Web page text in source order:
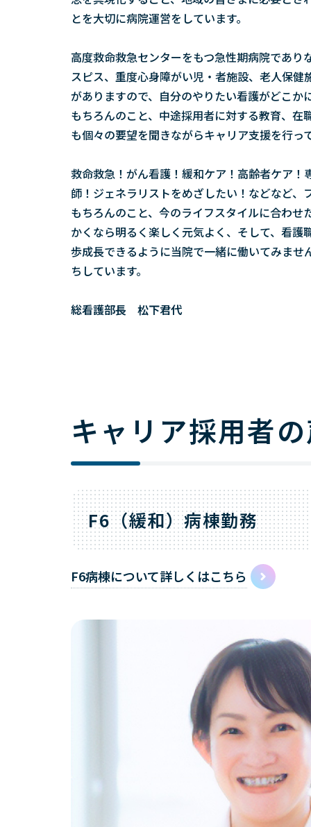
とを大切に病院運営をしています。
高度救命救急センターをもつ急性期病院であり
スピス、重度心身障がい児・者施設、老人保健
がありますので、自分のやりたい看護がどこか
もちろんのこと、中途採用者に対する教育、在
も個々の要望を聞きながらキャリア支援を行っ
救命救急！がん看護！緩和ケア！高齢者ケア！
師！ジェネラリストをめざしたい！などなど、
もちろんのこと、今のライフスタイルに合わせ
かくなら明るく楽しく元気よく、そして、看護
歩成長できるように当院で一緒に働いてみませ
ちしています。
総看護部長 松下君代
キャリア採用者
F6（緩和）病棟勤務
F6病棟について詳しくはこちら